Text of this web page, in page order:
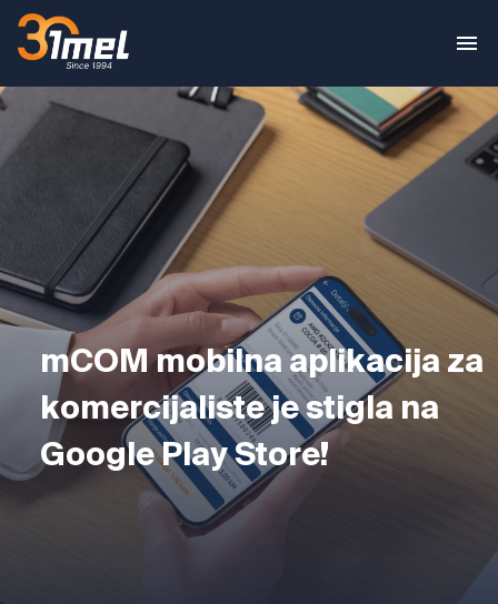
mCOM mobilna aplikacija za
komercijaliste je stigla na
Google Play Store!